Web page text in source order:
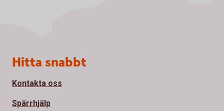
Sidfot
Hitta snabbt
Kontakta oss
Spärrhjälp